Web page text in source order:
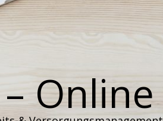
Online